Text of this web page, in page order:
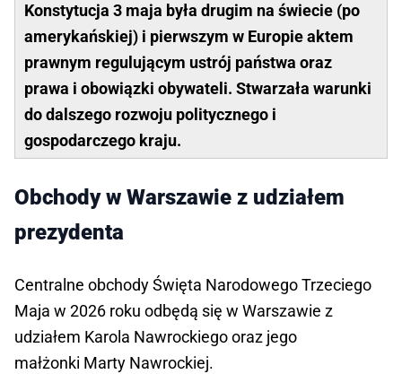
Konstytucja 3 maja była drugim na świecie (po
amerykańskiej) i pierwszym w Europie aktem
prawnym regulującym ustrój państwa oraz
prawa i obowiązki obywateli. Stwarzała warunki
do dalszego rozwoju politycznego i
gospodarczego kraju.
Obchody w Warszawie z udziałem
prezydenta
Centralne obchody Święta Narodowego Trzeciego
Maja w 2026 roku odbędą się w Warszawie z
udziałem Karola Nawrockiego oraz jego
małżonki Marty Nawrockiej.